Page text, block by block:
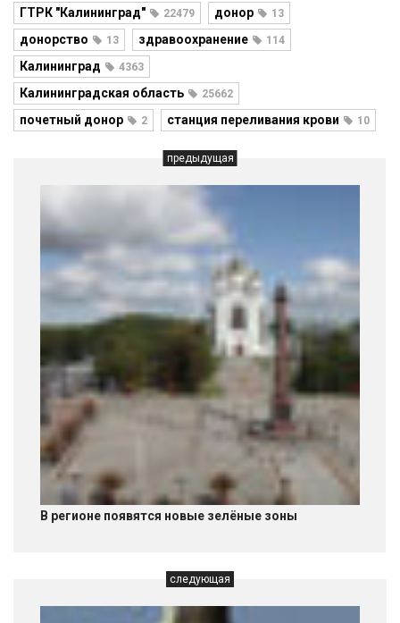
ГТРК "Калининград" 22479 донор 13
донорство 13 здравоохранение 114
Калининград 4363
Калининградская область 25662
почетный донор 2 станция переливания крови 10
предыдущая
В регионе появятся новые зелёные зоны
следующая